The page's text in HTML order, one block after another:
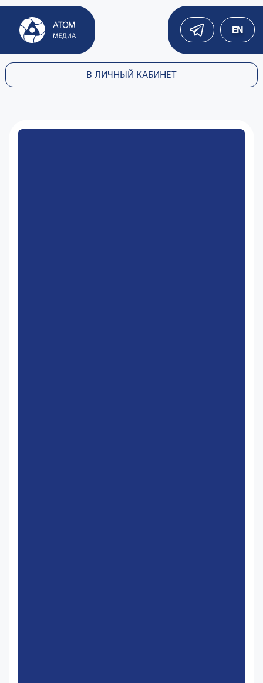
EN
В ЛИЧНЫЙ КАБИНЕТ